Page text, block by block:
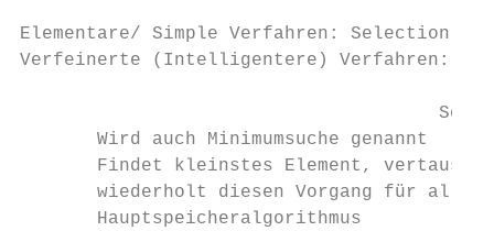
Elementare/ Simple Verfahren: Selection
Verfeinerte (Intelligentere) Verfahren:
       Wird auch Minimumsuche genannt
Findet kleinstes Element,
wiederholt diesen Vorgang für alle
       Hauptspeicheralgorithmus